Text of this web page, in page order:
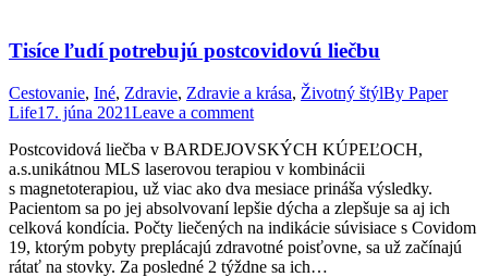
Tisíce ľudí potrebujú postcovidovú liečbu
Cestovanie, Iné, Zdravie, Zdravie a krása, Životný štýlBy Paper
Life17. júna 2021Leave a comment
Postcovidová liečba v BARDEJOVSKÝCH KÚPEĽOCH,
a.s.unikátnou MLS laserovou terapiou v kombinácii
s magnetoterapiou, už viac ako dva mesiace prináša výsledky.
Pacientom sa po jej absolvovaní lepšie dýcha a zlepšuje sa aj ich
celková kondícia. Počty liečených na indikácie súvisiace s Covidom
19, ktorým pobyty preplácajú zdravotné poisťovne, sa už začínajú
rátať na stovky. Za posledné 2 týždne sa ich…